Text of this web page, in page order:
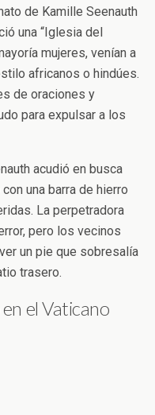
de Kamille Seenauth
una “Iglesia del
mujeres, venían a
africanos o hindúes.
de oraciones y
para expulsar a los
acudió en busca
una barra de hierro
La perpetradora
pero los vecinos
un pie que sobresalía
trasero.
el Vaticano